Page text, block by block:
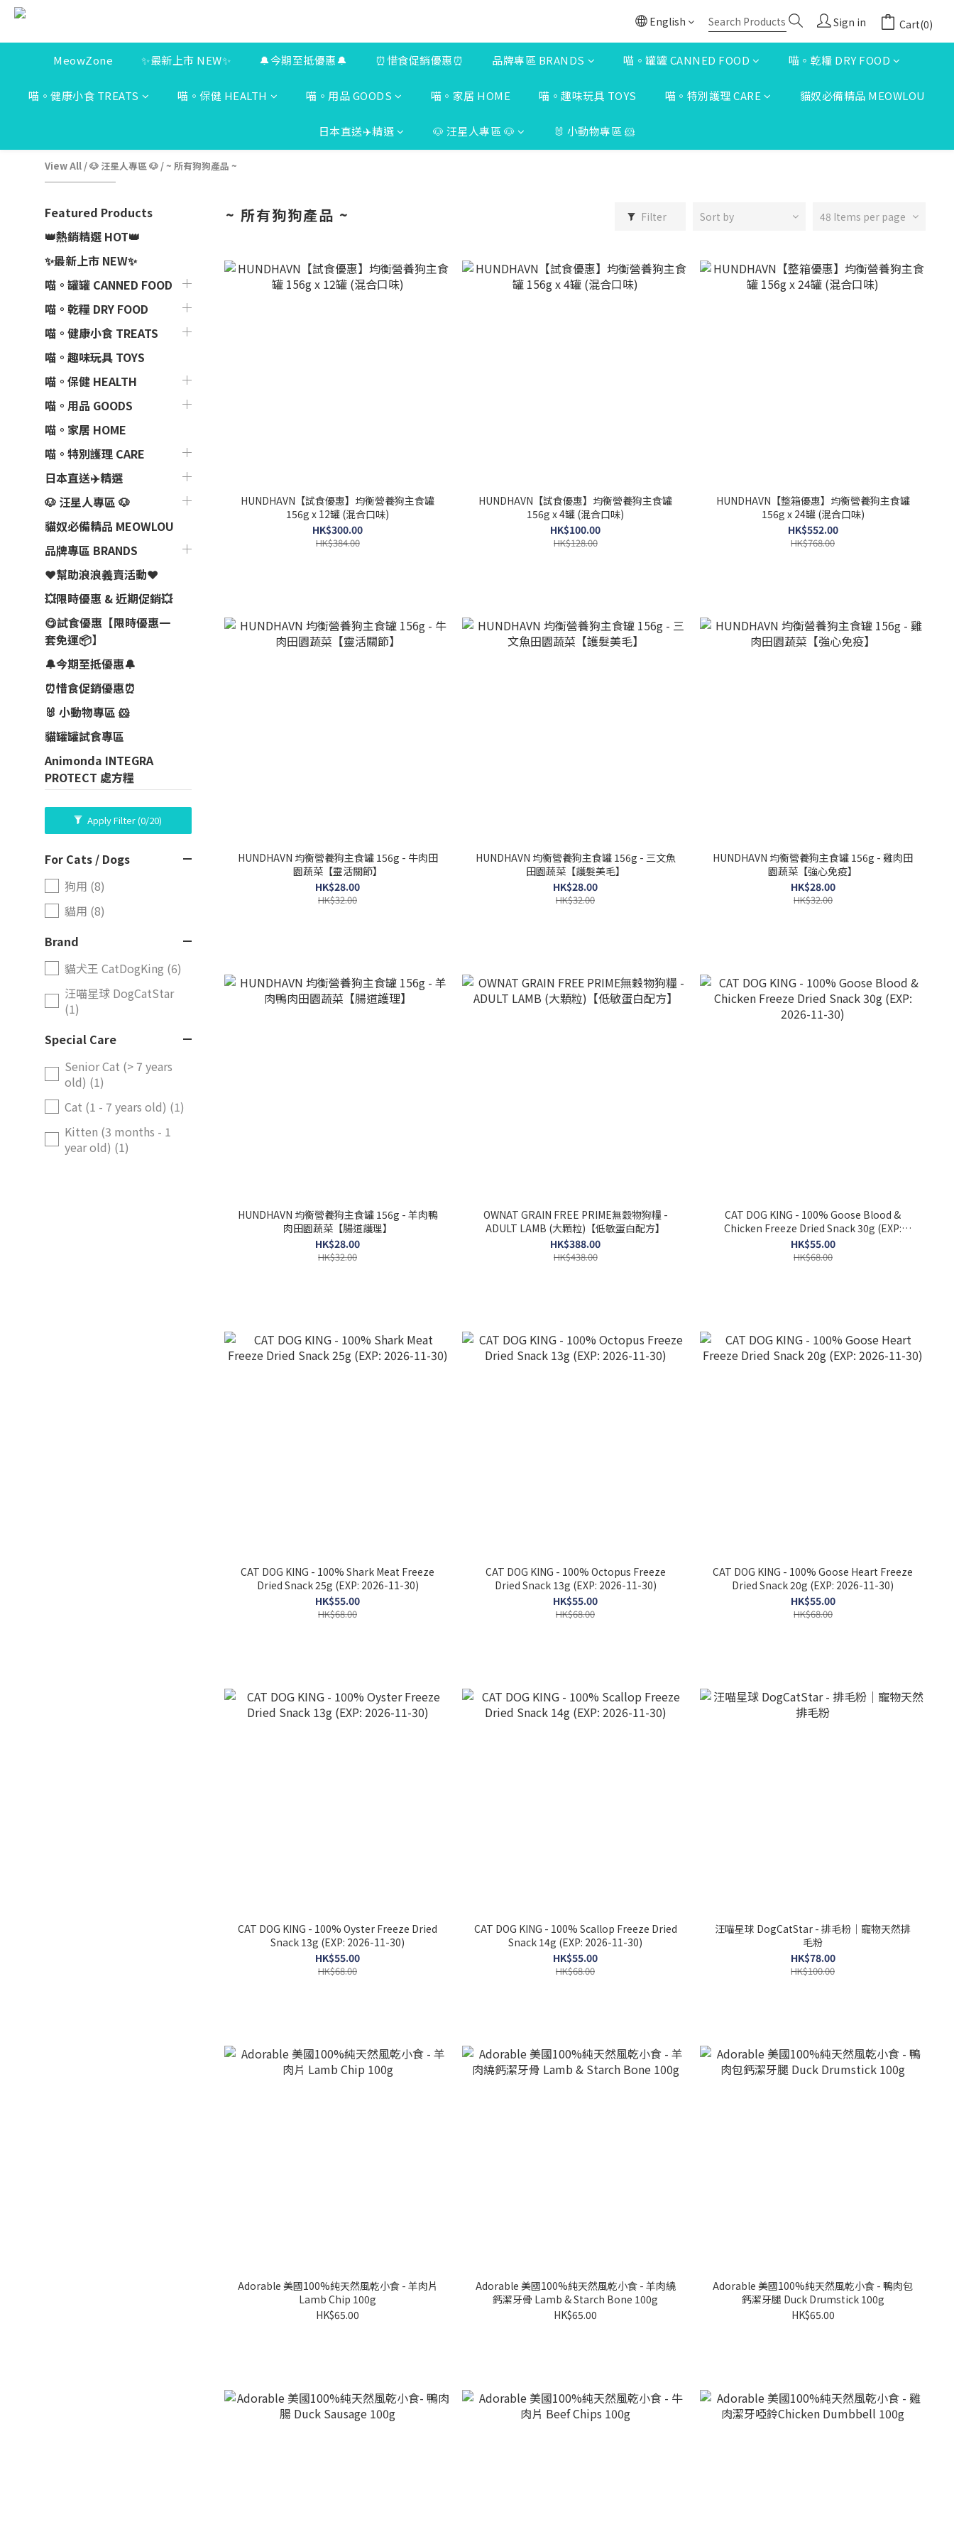
English Sign in Cart(0)
MeowZone ✨最新上市 NEW✨ 🔔今期至抵優惠🔔 ⏰惜食促銷優惠⏰ 品牌專區 BRANDS 喵。罐罐 CANNED FOOD 喵。乾糧 DRY FOOD
喵。健康小食 TREATS 喵。保健 HEALTH 喵。用品 GOODS 喵。家居 HOME 喵。趣味玩具 TOYS 喵。特別護理 CARE 貓奴必備精品 MEOWLOU
日本直送✈️精選 🐶 汪星人專區 🐶 🐰 小動物專區 🐹
View All /🐶 汪星人專區 🐶 /~ 所有狗狗產品 ~
Featured Products
👑熱銷精選 HOT👑
✨最新上市 NEW✨
喵。罐罐 CANNED FOOD
喵。乾糧 DRY FOOD
喵。健康小食 TREATS
喵。趣味玩具 TOYS
喵。保健 HEALTH
喵。用品 GOODS
喵。家居 HOME
喵。特別護理 CARE
日本直送✈️精選
🐶 汪星人專區 🐶
貓奴必備精品 MEOWLOU
品牌專區 BRANDS
❤️幫助浪浪義賣活動❤️
💥限時優惠 & 近期促銷💥
😋試食優惠【限時優惠一
套免運📦】
🔔今期至抵優惠🔔
⏰惜食促銷優惠⏰
🐰 小動物專區 🐹
貓罐罐試食專區
Animonda INTEGRA
PROTECT 處方糧
Apply Filter(0/20)
For Cats / Dogs
狗用 (8)
貓用 (8)
Brand
貓犬王 CatDogKing (6)
汪喵星球 DogCatStar
(1)
Special Care
Senior Cat (> 7 years
old) (1)
Cat (1 - 7 years old) (1)
Kitten (3 months - 1
year old) (1)
~ 所有狗狗產品 ~ Filter Sort by 48 Items per page
HUNDHAVN【試食優惠】均衡營養狗主食罐
156g x 12罐 (混合口味)
HK$300.00
HK$384.00
HUNDHAVN【試食優惠】均衡營養狗主食罐
156g x 4罐 (混合口味)
HK$100.00
HK$128.00
HUNDHAVN【整箱優惠】均衡營養狗主食罐
156g x 24罐 (混合口味)
HK$552.00
HK$768.00
HUNDHAVN 均衡營養狗主食罐 156g - 牛肉田
園蔬菜【靈活關節】
HK$28.00
HK$32.00
HUNDHAVN 均衡營養狗主食罐 156g - 三文魚
田園蔬菜【護髮美毛】
HK$28.00
HK$32.00
HUNDHAVN 均衡營養狗主食罐 156g - 雞肉田
園蔬菜【強心免疫】
HK$28.00
HK$32.00
HUNDHAVN 均衡營養狗主食罐 156g - 羊肉鴨
肉田園蔬菜【腸道護理】
HK$28.00
HK$32.00
OWNAT GRAIN FREE PRIME無穀物狗糧 -
ADULT LAMB (大顆粒)【低敏蛋白配方】
HK$388.00
HK$438.00
CAT DOG KING - 100% Goose Blood &
Chicken Freeze Dried Snack 30g (EXP:
2026-11-30)
HK$55.00
HK$68.00
CAT DOG KING - 100% Shark Meat Freeze
Dried Snack 25g (EXP: 2026-11-30)
HK$55.00
HK$68.00
CAT DOG KING - 100% Octopus Freeze
Dried Snack 13g (EXP: 2026-11-30)
HK$55.00
HK$68.00
CAT DOG KING - 100% Goose Heart Freeze
Dried Snack 20g (EXP: 2026-11-30)
HK$55.00
HK$68.00
CAT DOG KING - 100% Oyster Freeze Dried
Snack 13g (EXP: 2026-11-30)
HK$55.00
HK$68.00
CAT DOG KING - 100% Scallop Freeze Dried
Snack 14g (EXP: 2026-11-30)
HK$55.00
HK$68.00
汪喵星球 DogCatStar - 排毛粉｜寵物天然排
毛粉
HK$78.00
HK$100.00
Adorable 美國100%純天然風乾小食 - 羊肉片
Lamb Chip 100g
HK$65.00
Adorable 美國100%純天然風乾小食 - 羊肉繞
鈣潔牙骨 Lamb & Starch Bone 100g
HK$65.00
Adorable 美國100%純天然風乾小食 - 鴨肉包
鈣潔牙腿 Duck Drumstick 100g
HK$65.00